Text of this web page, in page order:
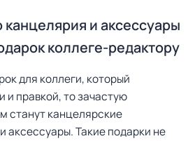
и аксессуары
коллеге-редактору
для коллеги, который
и правкой, то зачастую
станут канцелярские
аксессуары. Такие подарки не